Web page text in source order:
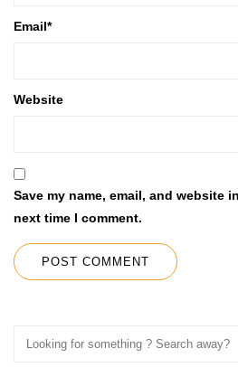
Email*
Website
Save my name, email, and website
next time I comment.